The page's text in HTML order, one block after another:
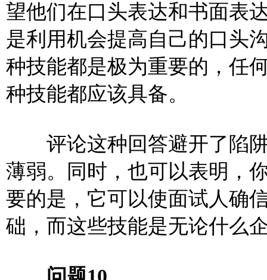
望他们在口头表达和书面表
是利用机会提高自己的口头
种技能都是极为重要的，任
种技能都应该具备。
评论这种回答避开了陷阱
薄弱。同时，也可以表明，
要的是，它可以使面试人确
础，而这些技能是无论什么